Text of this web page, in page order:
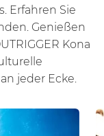
Erfahren Sie
Genießen
Kona
jeder Ecke.